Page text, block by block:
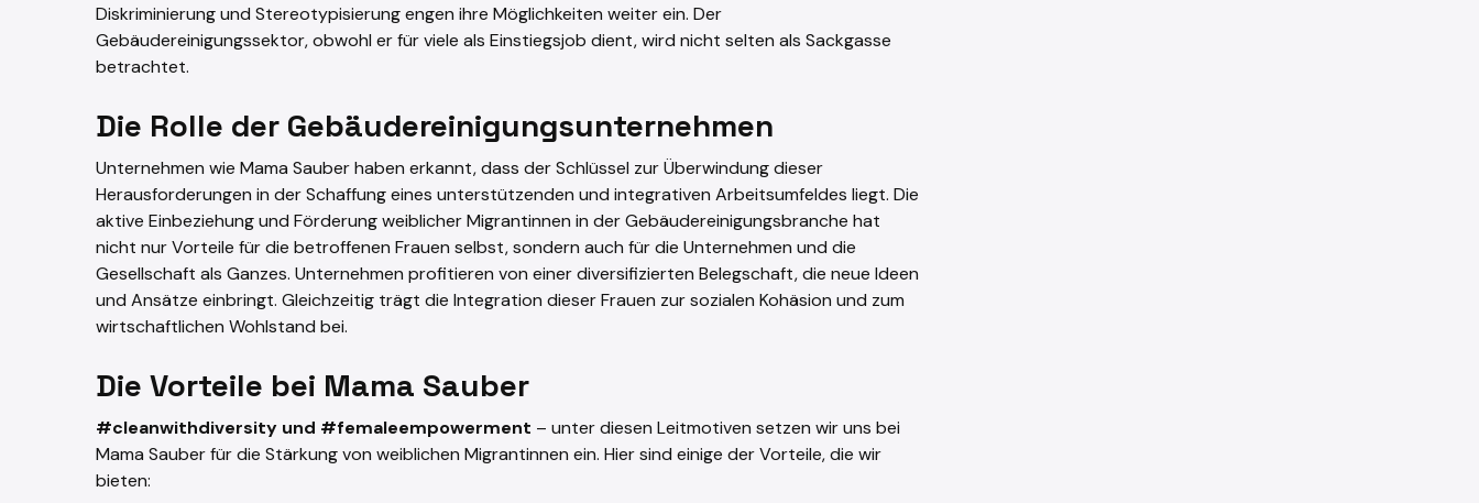
Diskriminierung und Stereotypisierung engen ihre Möglichkeiten weiter ein. Der
Gebäudereinigungssektor, obwohl er für viele als Einstiegsjob dient, wird nicht selten als Sackgasse
betrachtet.
Die Rolle der Gebäudereinigungsunternehmen
Unternehmen wie Mama Sauber haben erkannt, dass der Schlüssel zur Überwindung dieser
Herausforderungen in der Schaffung eines unterstützenden und integrativen Arbeitsumfeldes liegt. Die
aktive Einbeziehung und Förderung weiblicher Migrantinnen in der Gebäudereinigungsbranche hat
nicht nur Vorteile für die betroffenen Frauen selbst, sondern auch für die Unternehmen und die
Gesellschaft als Ganzes. Unternehmen profitieren von einer diversifizierten Belegschaft, die neue Ideen
und Ansätze einbringt. Gleichzeitig trägt die Integration dieser Frauen zur sozialen Kohäsion und zum
wirtschaftlichen Wohlstand bei.
Die Vorteile bei Mama Sauber
#cleanwithdiversity und #femaleempowerment – unter diesen Leitmotiven setzen wir uns bei
Mama Sauber für die Stärkung von weiblichen Migrantinnen ein. Hier sind einige der Vorteile, die wir
bieten: